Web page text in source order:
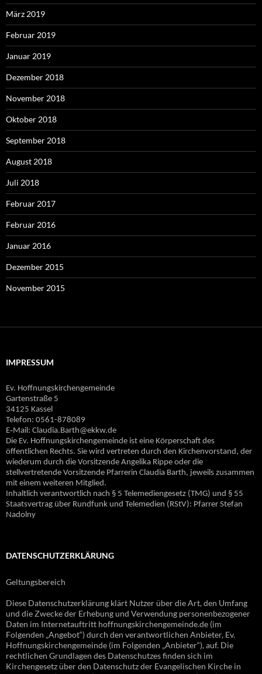
März 2019
Februar 2019
Januar 2019
Dezember 2018
November 2018
Oktober 2018
September 2018
August 2018
Juli 2018
Februar 2017
Februar 2016
Januar 2016
Dezember 2015
November 2015
IMPRESSUM
Ev. Hoffnungskirchengemeinde
Gartenstraße 5
34125 Kassel
Telefon: 0561-878089
E‐Mail: Claudia.Barth@ekkw.de
Die Ev. Hoffnungskirchengemeinde ist eine Körperschaft des
öffentlichen Rechts. Sie wird vertreten durch den Kirchenvorstand, der
wiederum durch die Vorsitzende Angelika Rippe oder die
stellvertretende Vorsitzende Pfarrerin Claudia Barth, jeweils zusammen
mit einem weiteren Mitglied.
Inhaltlich verantwortlich nach § 5 Telemediengesetz (TMG) und § 55
Staatsvertrag über Rundfunk und Telemedien (RStV): Pfarrer Stefan
Nadolny
DATENSCHUTZERKLÄRUNG
Geltungsbereich
Diese Datenschutzerklärung klärt Nutzer über die Art, den Umfang
und die Zwecke der Erhebung und Verwendung personenbezogener
Daten im Internetauftritt hoffnungskirchengemeinde.de (im
Folgenden „Angebot“) durch den verantwortlichen Anbieter, Ev.
Hoffnungskirchengemeinde (im Folgenden „Anbieter“), auf. Die
rechtlichen Grundlagen des Datenschutzes finden sich im
Kirchengesetz über den Datenschutz der Evangelischen Kirche in